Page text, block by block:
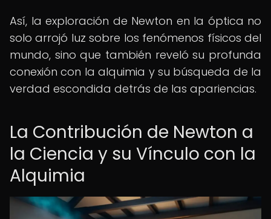
Así, la exploración de Newton en la óptica no
solo arrojó luz sobre los fenómenos físicos del
mundo, sino que también reveló su profunda
conexión con la alquimia y su búsqueda de la
verdad escondida detrás de las apariencias.
La Contribución de Newton a
la Ciencia y su Vínculo con la
Alquimia